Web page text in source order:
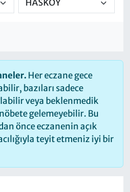
Her eczane gece
bazıları sadece
veya beklenmedik
gelemeyebilir. Bu
önce eczanenin açık
teyit etmeniz iyi bir